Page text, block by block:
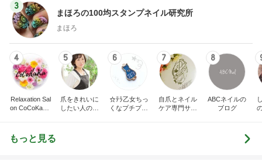
3
まほろの100均スタンプネイル研究所
まほろ
4
Relaxation Sal
on CoCoKaRa
5
爪をきれいに
したい人のた
6
☆ﾃﾗ乙女ちっ
くなプチプラ
7
自爪とネイル
ケア専門サロ
8
ABCネイルの
ブログ
もっと見る